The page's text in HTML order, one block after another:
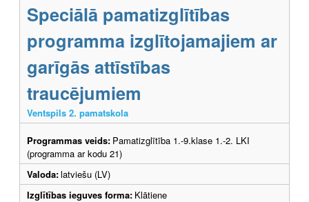
Speciālā pamatizglītības
programma izglītojamajiem ar
garīgās attīstības
traucējumiem
Ventspils 2. pamatskola
Programmas veids: Pamatizglītība 1.-9.klase 1.-2. LKI
(programma ar kodu 21)
Valoda:latviešu (LV)
Izglītības ieguves forma: Klātiene